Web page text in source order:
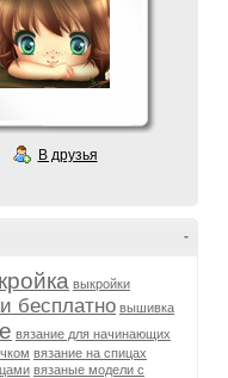
В друзья
-
выкройки
бесплатно вышивка
вязание для начинающих
вязание на спицах
вязаные модели с